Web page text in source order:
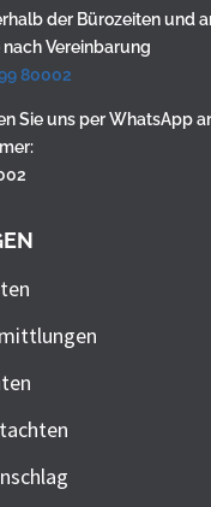
der Bürozeiten und
Vereinbarung
80002
Sie uns per WhatsApp